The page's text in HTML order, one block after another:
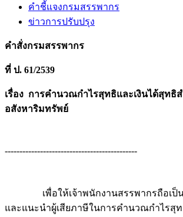
คำชี้แจงกรมสรรพากร
ข่าวการปรับปรุง
คำสั่งกรมสรรพากร
ที่ ป. 61/2539
เรื่อง การคำนวณกำไรสุทธิและเงินได้สุทธิ
อสังหาริมทรัพย์
---------------------------------------------
เพื่อให้เจ้าพนักงานสรรพากรถือเป็น
และแนะนำผู้เสียภาษีในการคำนวณกำไรสุท